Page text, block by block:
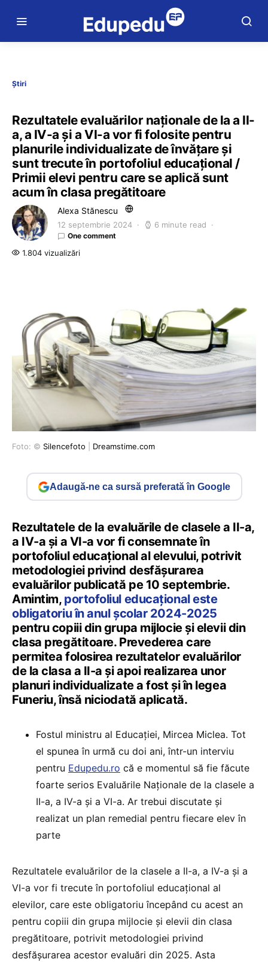
Știri
Rezultatele evaluărilor naționale de la a II-
a, a IV-a și a VI-a vor fi folosite pentru
planurile individualizate de învățare și
sunt trecute în portofoliul educațional /
Primii elevi pentru care se aplică sunt
acum în clasa pregătitoare
Alexa Stănescu
12 septembrie 2024 6 minute read
One comment
1.804 vizualizări
Foto: © Silencefoto Dreamstime.com
Adaugă-ne ca sursă preferată în Google
Rezultatele de la evaluările de clasele a II-a,
a IV-a și a VI-a vor fi consemnate în
portofoliul educațional al elevului, potrivit
metodologiei privind desfășurarea
evaluărilor publicată pe 10 septembrie.
Amintim, portofoliul educațional este
obligatoriu în anul școlar 2024-2025
pentru copiii din grupa mijlocie și elevii din
clasa pregătitoare. Prevederea care
permitea folosirea rezultatelor evaluărilor
de la clasa a II-a și apoi realizarea unor
planuri individualizate a fost și în legea
Funeriu, însă niciodată aplicată.
Fostul ministru al Educației, Mircea Miclea. Tot
el spunea în urmă cu doi ani, într-un interviu
pentru Edupedu.ro că e momentul să fie făcute
foarte serios Evaluările Naționale de la clasele a
II-a, a IV-a și a VI-a. Ar trebui discutate și
realizat un plan remedial pentru fiecare elev în
parte
Rezultatele evaluărilor de la clasele a II-a, a IV-a și a
VI-a vor fi trecute în portofoliul educațional al
elevilor, care este obligatoriu începând cu acest an
pentru copiii din grupa mijlocie și elevii din clasa
pregătitoare, potrivit metodologiei privind
desfășurarea acestor evaluări din 2025. Asta